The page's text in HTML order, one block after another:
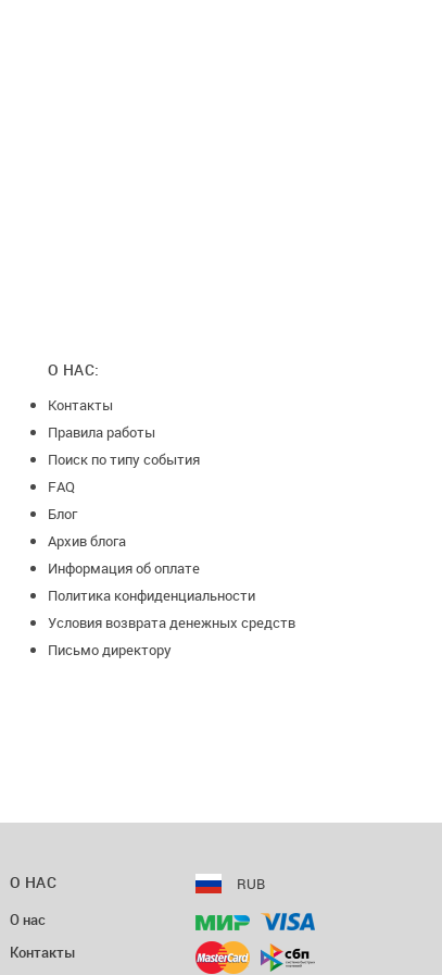
О НАС:
Контакты
Правила работы
Поиск по типу события
FAQ
Блог
Архив блога
Информация об оплате
Политика конфиденциальности
Условия возврата денежных средств
Письмо директору
RUB
О НАС
О нас
Контакты